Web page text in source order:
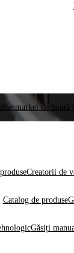
de
Creatorii de
Catalog de produse
Găsiți